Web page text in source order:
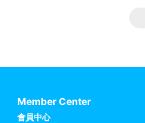
Member Center
會員中心